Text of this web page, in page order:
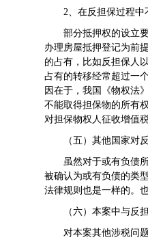
2、在反担保过程中
部分抵押权的设立
办理房屋抵押登记为前
的占有，比如反担保人
占有的转移经常超过一
因在于，我国《物权法
不能取得担保物的所有
对担保物权人征收增值税
（五）其他国家对
虽然对于或有负债
被确认为或有负债的类
法律规则也是一样的。
（六）本案中与反
对本案其他涉税问